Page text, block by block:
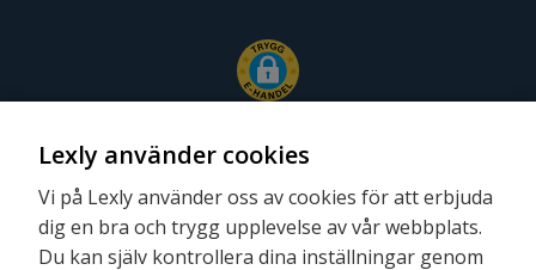
Följ oss
Lexly använder cookies
Vi på Lexly använder oss av cookies för att erbjuda
dig en bra och trygg upplevelse av vår webbplats.
Du kan själv kontrollera dina inställningar genom